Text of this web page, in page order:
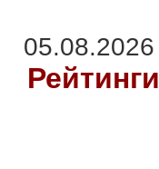
05.08.2026
Рейтинги